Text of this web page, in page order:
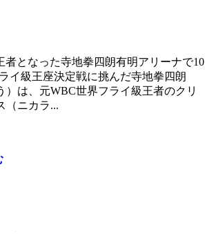
気に入りのベーカリーに向かった
者となった寺地拳四朗有明アリーナで10
イ級王座決定戦に挑んだ寺地拳四朗
）は、元WBC世界フライ級王者のクリ
（ニカラ...